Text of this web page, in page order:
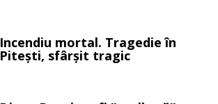
Incendiu mortal. Tragedie în
Pitești, sfârșit tragic